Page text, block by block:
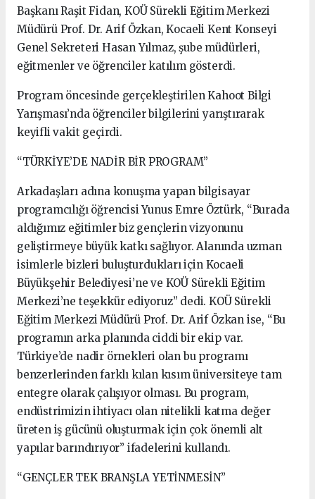
Başkanı Raşit Fidan, KOÜ Sürekli Eğitim Merkezi
Müdürü Prof. Dr. Arif Özkan, Kocaeli Kent Konseyi
Genel Sekreteri Hasan Yılmaz, şube müdürleri,
eğitmenler ve öğrenciler katılım gösterdi.
Program öncesinde gerçekleştirilen Kahoot Bilgi
Yarışması’nda öğrenciler bilgilerini yarıştırarak
keyifli vakit geçirdi.
“TÜRKİYE’DE NADİR BİR PROGRAM”
Arkadaşları adına konuşma yapan bilgisayar
programcılığı öğrencisi Yunus Emre Öztürk, “Burada
aldığımız eğitimler biz gençlerin vizyonunu
geliştirmeye büyük katkı sağlıyor. Alanında uzman
isimlerle bizleri buluşturdukları için Kocaeli
Büyükşehir Belediyesi’ne ve KOÜ Sürekli Eğitim
Merkezi’ne teşekkür ediyoruz” dedi. KOÜ Sürekli
Eğitim Merkezi Müdürü Prof. Dr. Arif Özkan ise, “Bu
programın arka planında ciddi bir ekip var.
Türkiye’de nadir örnekleri olan bu programı
benzerlerinden farklı kılan kısım üniversiteye tam
entegre olarak çalışıyor olması. Bu program,
endüstrimizin ihtiyacı olan nitelikli katma değer
üreten iş gücünü oluşturmak için çok önemli alt
yapılar barındırıyor” ifadelerini kullandı.
“GENÇLER TEK BRANŞLA YETİNMESİN”